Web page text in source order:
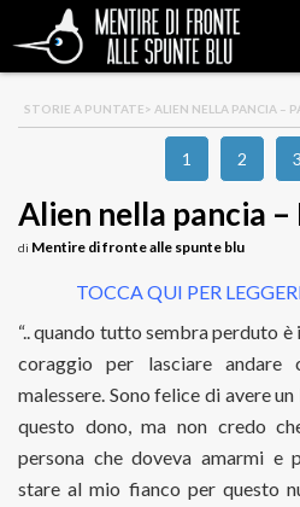
STORIE A PUNTATE> ALIEN NELLA PANCIA –
1 2 3
Alien nella pancia –
di Mentire di fronte alle spunte blu
TOCCA QUI PER
“.. quando tutto sembra perduto
coraggio per lasciare andare
malessere. Sono felice di avere
questo dono, ma non credo
persona che doveva amarmi e
stare al mio fianco per questo